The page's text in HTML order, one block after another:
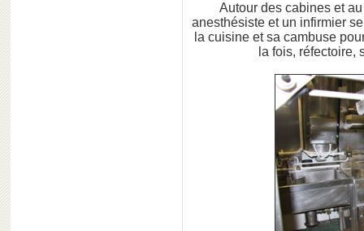
Autour des cabines et
anesthésiste et un infirmier
la cuisine et sa cambuse
la fois, réfectoire,